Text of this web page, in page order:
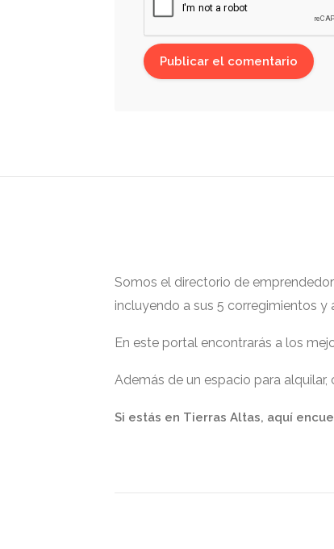
Somos el directorio de
incluyendo a sus 5 corregimientos y
En este portal encontrarás a los
Además de un espacio para
Si estás en Tierras Altas, aquí